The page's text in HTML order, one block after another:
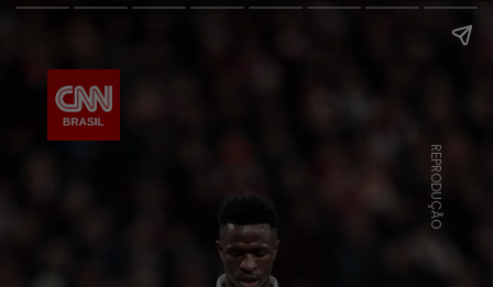
REPRODUÇÃO